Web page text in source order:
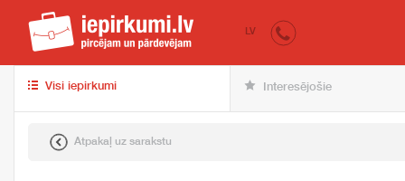
iepirkumi.lv
LV
Visi iepirkumi Interesējošie
Atpakaļ uz sarakstu